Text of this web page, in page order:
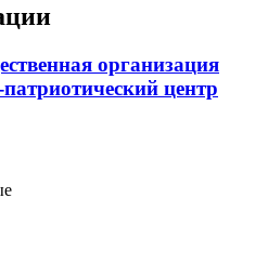
организация
центр